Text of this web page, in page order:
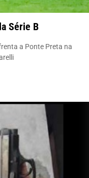
Série B
a Ponte Preta na